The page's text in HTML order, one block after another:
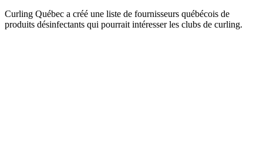
Curling Québec a créé une liste de fournisseurs québécois de
produits désinfectants qui pourrait intéresser les clubs de curling.